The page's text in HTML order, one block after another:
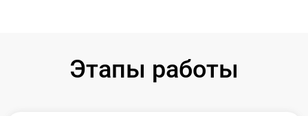
Этапы работы